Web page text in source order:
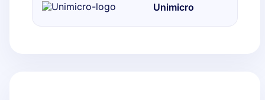
Unimicro